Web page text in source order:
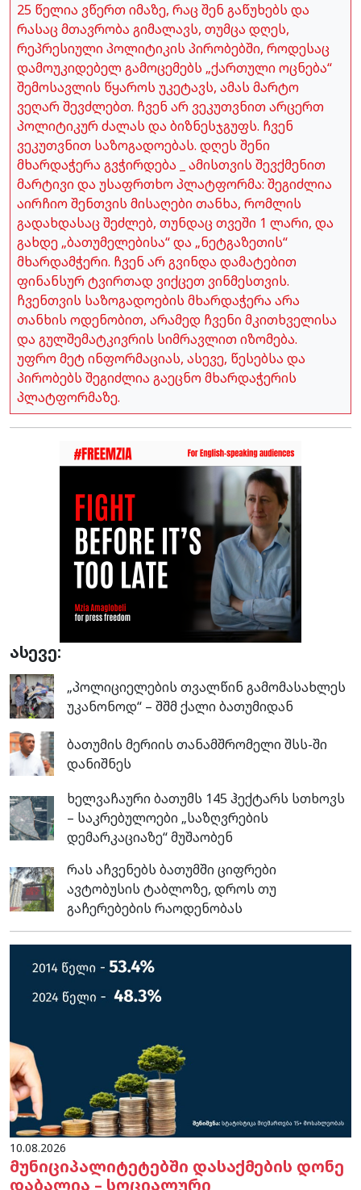
25 წელია ვწერთ იმაზე, რაც შენ გაწუხებს და
რასაც მთავრობა გიმალავს, თუმცა დღეს,
რეპრესიული პოლიტიკის პირობებში, როდესაც
დამოუკიდებელ გამოცემებს „ქართული ოცნება“
შემოსავლის წყაროს უკეტავს, ამას მარტო
ვეღარ შევძლებთ. ჩვენ არ ვეკუთვნით არცერთ
პოლიტიკურ ძალას და ბიზნესჯგუფს. ჩვენ
ვეკუთვნით საზოგადოებას. დღეს შენი
მხარდაჭერა გვჭირდება _ ამისთვის შევქმენით
მარტივი და უსაფრთხო პლატფორმა: შეგიძლია
აირჩიო შენთვის მისაღები თანხა, რომლის
გადახდასაც შეძლებ, თუნდაც თვეში 1 ლარი, და
გახდე „ბათუმელებისა“ და „ნეტგაზეთის“
მხარდამჭერი. ჩვენ არ გვინდა დამატებით
ფინანსურ ტვირთად ვიქცეთ ვინმესთვის.
ჩვენთვის საზოგადოების მხარდაჭერა არა
თანხის ოდენობით, არამედ ჩვენი მკითხველისა
და გულშემატკივრის სიმრავლით იზომება.
უფრო მეტ ინფორმაციას, ასევე, წესებსა და
პირობებს შეგიძლია გაეცნო მხარდაჭერის
პლატფორმაზე.
ასევე:
„პოლიციელების თვალწინ გამომასახლეს
უკანონოდ“ – შშმ ქალი ბათუმიდან
ბათუმის მერიის თანამშრომელი შსს-ში
დანიშნეს
ხელვაჩაური ბათუმს 145 ჰექტარს სთხოვს
– საკრებულოები „საზღვრების
დემარკაციაზე“ მუშაობენ
რას აჩვენებს ბათუმში ციფრები
ავტობუსის ტაბლოზე, დროს თუ
გაჩერებების რაოდენობას
10.08.2026
მუნიციპალიტეტებში დასაქმების დონე
დაბალია – სოციალური